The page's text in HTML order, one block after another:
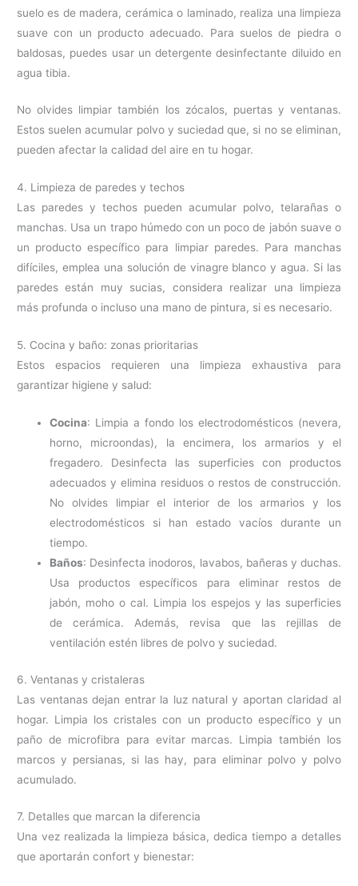
suelo es de madera, cerámica o laminado, realiza una limpieza
suave con un producto adecuado. Para suelos de piedra o
baldosas, puedes usar un detergente desinfectante diluido en
agua tibia.
No olvides limpiar también los zócalos, puertas y ventanas.
Estos suelen acumular polvo y suciedad que, si no se eliminan,
pueden afectar la calidad del aire en tu hogar.
4. Limpieza de paredes y techos
Las paredes y techos pueden acumular polvo, telarañas o
manchas. Usa un trapo húmedo con un poco de jabón suave o
un producto específico para limpiar paredes. Para manchas
difíciles, emplea una solución de vinagre blanco y agua. Si las
paredes están muy sucias, considera realizar una limpieza
más profunda o incluso una mano de pintura, si es necesario.
5. Cocina y baño: zonas prioritarias
Estos espacios requieren una limpieza exhaustiva para
garantizar higiene y salud:
Cocina: Limpia a fondo los electrodomésticos (nevera,
horno, microondas), la encimera, los armarios y el
fregadero. Desinfecta las superficies con productos
adecuados y elimina residuos o restos de construcción.
No olvides limpiar el interior de los armarios y los
electrodomésticos si han estado vacíos durante un
tiempo.
Baños: Desinfecta inodoros, lavabos, bañeras y duchas.
Usa productos específicos para eliminar restos de
jabón, moho o cal. Limpia los espejos y las superficies
de cerámica. Además, revisa que las rejillas de
ventilación estén libres de polvo y suciedad.
6. Ventanas y cristaleras
Las ventanas dejan entrar la luz natural y aportan claridad al
hogar. Limpia los cristales con un producto específico y un
paño de microfibra para evitar marcas. Limpia también los
marcos y persianas, si las hay, para eliminar polvo y polvo
acumulado.
7. Detalles que marcan la diferencia
Una vez realizada la limpieza básica, dedica tiempo a detalles
que aportarán confort y bienestar: